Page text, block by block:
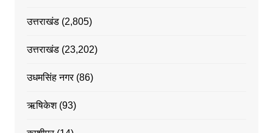
उत्तराखंड(2,805)
उत्तराखंड(23,202)
उधमसिंह नगर(86)
ऋषिकेश(93)